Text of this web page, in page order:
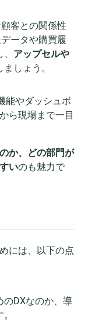
顧客との関係性
ータや購買履
アップセルや
しょう。
能やダッシュボ
ら現場まで一目
か、どの部門が
いのも魅力で
には、以下の点
のDXなのか、導